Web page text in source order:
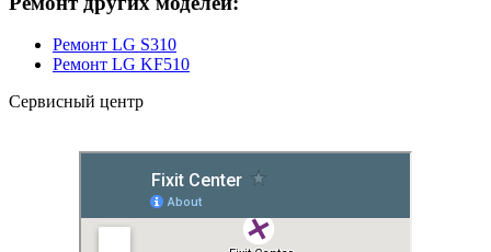
Ремонт LG S310
Ремонт LG KF510
Сервисный центр